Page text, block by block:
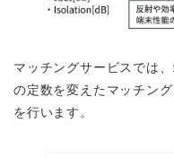
マッチングサービスでは
の定数を変えたマッチン
を行います。